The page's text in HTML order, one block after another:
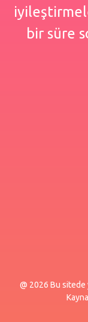
bir süre
@ 2026 Bu sitede